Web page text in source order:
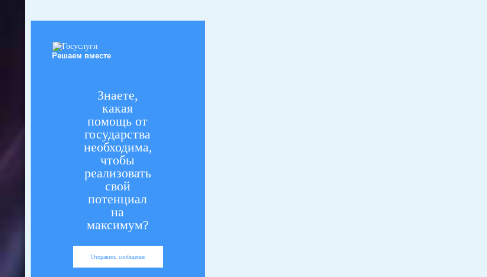
Решаем вместе
Знаете,
какая
помощь от
государства
необходима,
чтобы
реализовать
свой
потенциал
на
максимум?
Отправить сообщение